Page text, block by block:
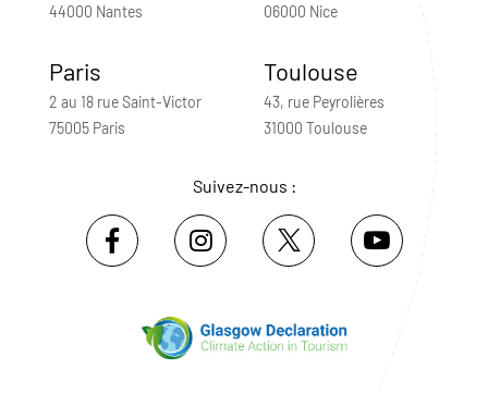
44000 Nantes
06000 Nice
Paris
2 au 18 rue Saint-Victor
75005 Paris
Toulouse
43, rue Peyrolières
31000 Toulouse
Suivez-nous :